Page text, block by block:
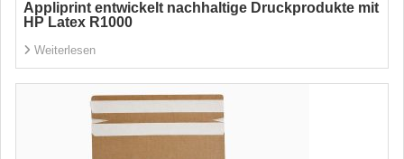
Appliprint entwickelt nachhaltige Druckprodukte mit
HP Latex R1000
Weiterlesen